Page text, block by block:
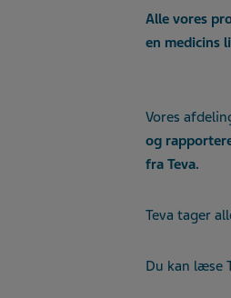
Alle vores
en medicins
Vores
og
fra Teva.
Teva tager
Du kan læse